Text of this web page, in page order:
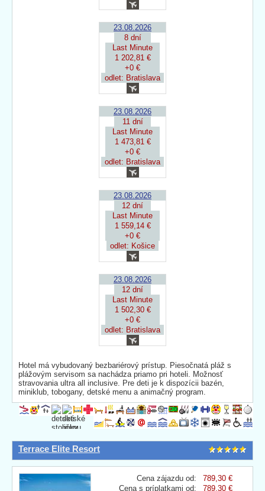
23.08.2026
8 dní
Last Minute
1 202,81 €
+0 €
odlet: Bratislava
23.08.2026
11 dní
Last Minute
1 473,81 €
+0 €
odlet: Bratislava
23.08.2026
12 dní
Last Minute
1 559,14 €
+0 €
odlet: Košice
23.08.2026
12 dní
Last Minute
1 502,30 €
+0 €
odlet: Bratislava
Hotel má vybudovaný bezbariérový prístup. Piesočnatá pláž s
plážovým servisom sa nachádza priamo pri hoteli. Možnosť
stravovania ultra all inclusive. Pre deti je k dispozícii bazén,
miniklub, tobogany, detské menu a animačný program.
Terrace Elite Resort
Cena zájazdu od:
789,30 €
Cena s príplatkami od:
789,30 €